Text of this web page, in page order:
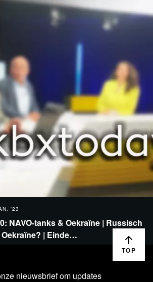
'23
NAVO-tanks & Oekraïne | Russisch
| Einde…
TOP
nieuwsbrief om updates